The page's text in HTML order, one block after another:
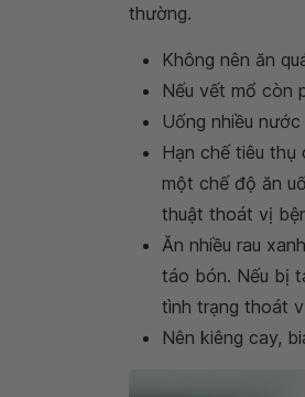
thường.
Không nên ăn
Nếu vết mổ còn
Uống nhiều
Hạn chế tiêu thụ
một chế độ ăn
thuật thoát vị
Ăn nhiều rau
táo bón. Nếu bị
tình trạng thoát
Nên kiêng cay,